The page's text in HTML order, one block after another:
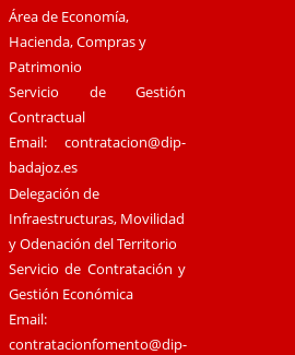
Área de Economía,
Hacienda, Compras y
Patrimonio
Servicio de Gestión
Contractual
Email:contratacion@dip-
badajoz.es
Delegación de
Infraestructuras, Movilidad
y Odenación del Territorio
Servicio de Contratación y
Gestión Económica
Email:
contratacionfomento@dip-